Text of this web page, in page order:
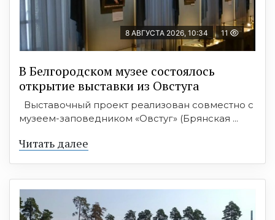
8 АВГУСТА 2026, 10:34 11
В Белгородском музее состоялось
открытие выставки из Овстуга
Выставочный проект реализован совместно с
музеем-заповедником «Овстуг» (Брянская ...
Читать далее